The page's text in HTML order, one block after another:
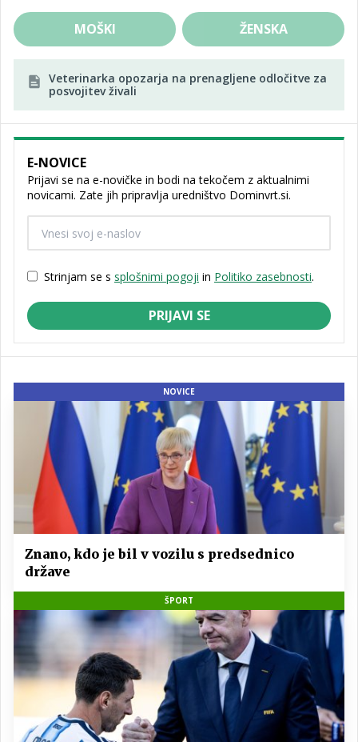
MOŠKI ŽENSKA
Veterinarka opozarja na prenagljene odločitve za
posvojitev živali
E-NOVICE
Prijavi se na e-novičke in bodi na tekočem z aktualnimi
novicami. Zate jih pripravlja uredništvo Dominvrt.si.
Strinjam se s splošnimi pogoji in Politiko zasebnosti.
PRIJAVI SE
NOVICE
Znano, kdo je bil v vozilu s predsednico
države
ŠPORT